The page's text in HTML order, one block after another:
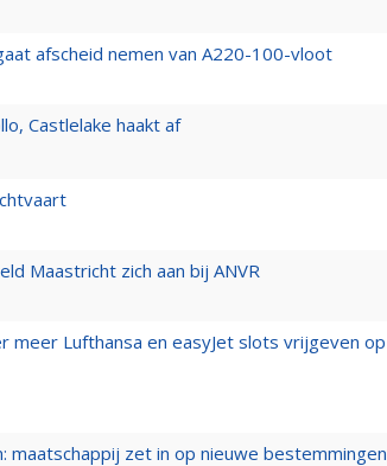
afscheid nemen van A220-100-vloot
Castlelake haakt af
Maastricht zich aan bij ANVR
Lufthansa en easyJet slots vrijgeven op
maatschappij zet in op nieuwe bestemmingen